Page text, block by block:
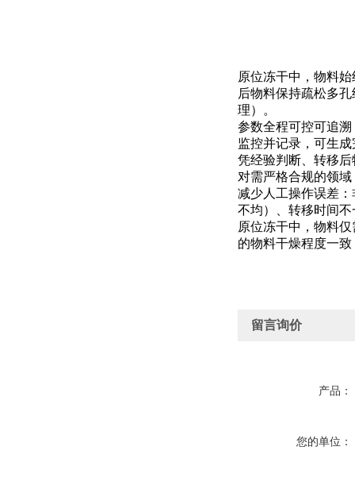
原位冻干中，物料
后物料保持疏松多
理）。
参数全程可控可追
监控并记录，可生
凭经验判断、转移
对需严格合规的领
减少人工操作误差
不均）、转移时间
原位冻干中，物料
的物料干燥程度一
留言询价
产品：
您的单位：